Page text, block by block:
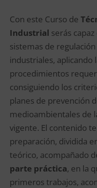
Con este Curso de
Industrial serás
sistemas de
industriales, aplicando
procedimientos
consiguiendo los
planes de prevención
medioambientales de
vigente. El contenido
preparación, dividida
teórico, acompañado
parte práctica, en la
primeros trabajos,